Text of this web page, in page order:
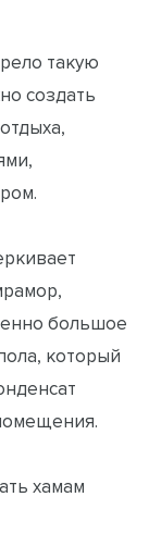
такую
создать
большое
который
хамам